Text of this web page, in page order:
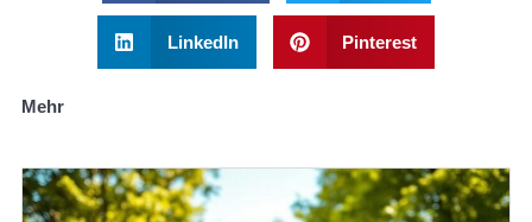
LinkedIn Pinterest
Mehr